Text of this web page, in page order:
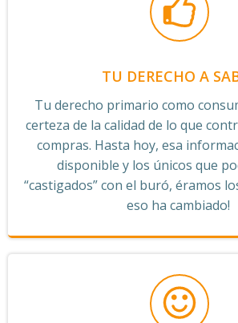
TU DERECHO A
Tu derecho primario como
certeza de la calidad de lo que
compras. Hasta hoy, esa
disponible y los únicos que
“castigados” con el buró, éramos
eso ha cambiado!